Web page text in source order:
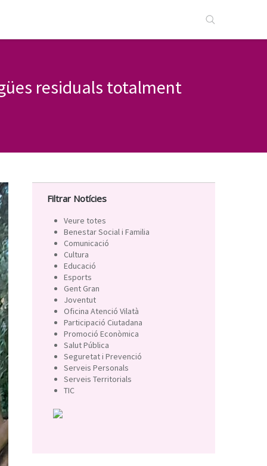
residuals totalment
Filtrar Notícies
Veure totes
Benestar Social i Familia
Comunicació
Cultura
Educació
Esports
Gent Gran
Joventut
Oficina Atenció Vilatà
Participació Ciutadana
Promoció Econòmica
Salut Pública
Seguretat i Prevenció
Serveis Personals
Serveis Territorials
TIC